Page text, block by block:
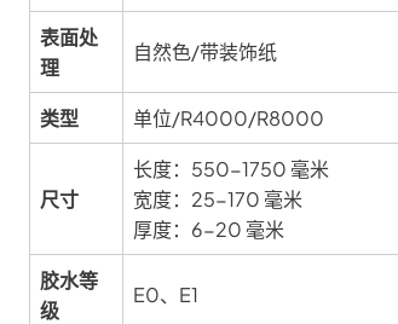
表面处
理
自然色/带装饰纸
类型 单位/R4000/R8000
尺寸
长度：550-1750 毫米
宽度：25-170 毫米
厚度：6-20 毫米
胶水等
级
E0、E1